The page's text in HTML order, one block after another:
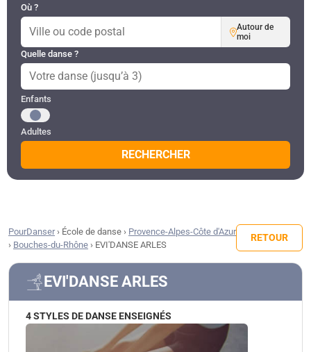
Où ?
Autour de
moi
Quelle danse ?
Public recherché
Enfants
Adultes
RECHERCHER
PourDanser› École de danse › Provence-Alpes-Côte d'Azur
› Bouches-du-Rhône › EVI'DANSE ARLES
RETOUR
EVI'DANSE ARLES
4 STYLES DE DANSE ENSEIGNÉS